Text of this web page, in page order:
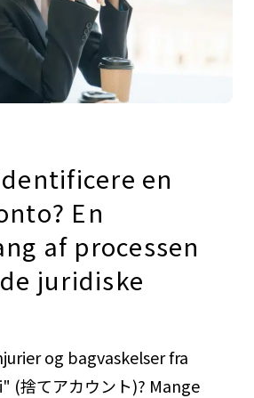
en
En
af processen
juridiske
og bagvaskelser fra
捨てアカウント)? Mange